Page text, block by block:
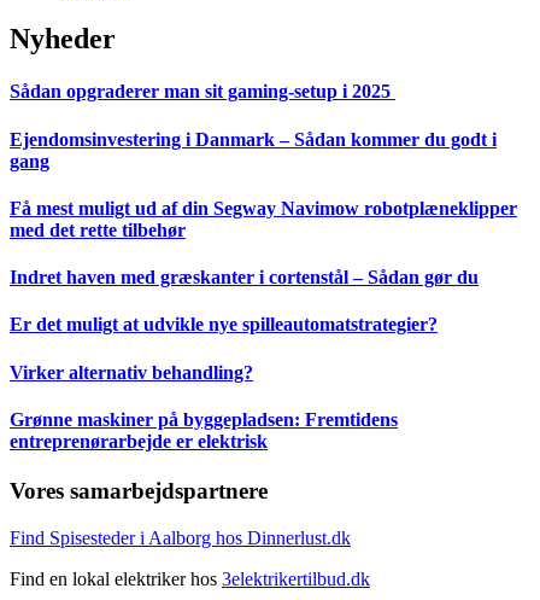
Nyheder
Sådan opgraderer man sit gaming-setup i 2025
Ejendomsinvestering i Danmark – Sådan kommer du godt i
gang
Få mest muligt ud af din Segway Navimow robotplæneklipper
med det rette tilbehør
Indret haven med græskanter i cortenstål – Sådan gør du
Er det muligt at udvikle nye spilleautomatstrategier?
Virker alternativ behandling?
Grønne maskiner på byggepladsen: Fremtidens
entreprenørarbejde er elektrisk
Vores samarbejdspartnere
Find Spisesteder i Aalborg hos Dinnerlust.dk
Find en lokal elektriker hos 3elektrikertilbud.dk